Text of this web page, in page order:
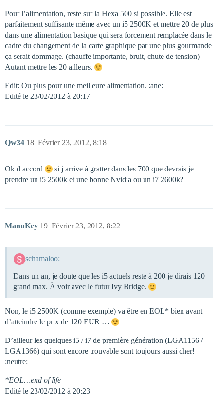
Pour l’alimentation, reste sur la Hexa 500 si possible. Elle est
parfaitement suffisante même avec un i5 2500K et mettre 20 de plus
dans une alimentation basique qui sera forcement remplacée dans le
cadre du changement de la carte graphique par une plus gourmande
ça serait dommage. (chauffe importante, bruit, chute de tension)
Autant mettre les 20 ailleurs.
Edit: Ou plus pour une meilleure alimentation. :ane:
Edité le 23/02/2012 à 20:17
Qw34 Février 23, 2012, 8:18
18
Ok d accord
si j arrive à gratter dans les 700 que devrais je
prendre un i5 2500k et une bonne Nvidia ou un i7 2600k?
ManuKey Février 23, 2012, 8:22
19
schamaloo:
Dans un an, je doute que les i5 actuels reste à 200 je dirais 120
grand max. À voir avec le futur Ivy Bridge.
Non, le i5 2500K (comme exemple) va être en EOL* bien avant
d’atteindre le prix de 120 EUR …
D’ailleur les quelques i5 / i7 de première génération (LGA1156 /
LGA1366) qui sont encore trouvable sont toujours aussi cher!
:neutre:
*EOL…end of life
Edité le 23/02/2012 à 20:23